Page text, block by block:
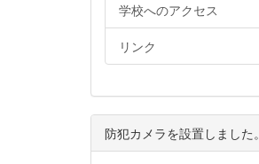
学校へのアクセス
リンク
防犯カメラを設置しました。